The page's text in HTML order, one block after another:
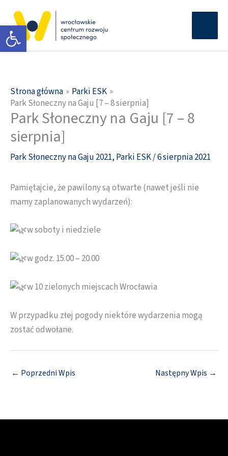
Otwórz pasek narzędzi
treści
Strona główna
Parki ESK
Park Słoneczny na Gaju [7 – 8 sierpnia]
Park Słoneczny na Gaju [7 – 8
sierpnia]
Park Słoneczny na Gaju 2021, Parki ESK/6 sierpnia 2021
Pamiętajcie, że pawilony są otwarte (nawet jeśli nie
mamy zaplanowanych wydarzeń):
w soboty i niedziele
w godz. 15.00 – 20.00
w 10 zielonych miejscach Wrocławia
W przypadku złej pogody niektóre wydarzenia mogą
zostać odwołane.
← Poprzedni Wpis Następny Wpis →